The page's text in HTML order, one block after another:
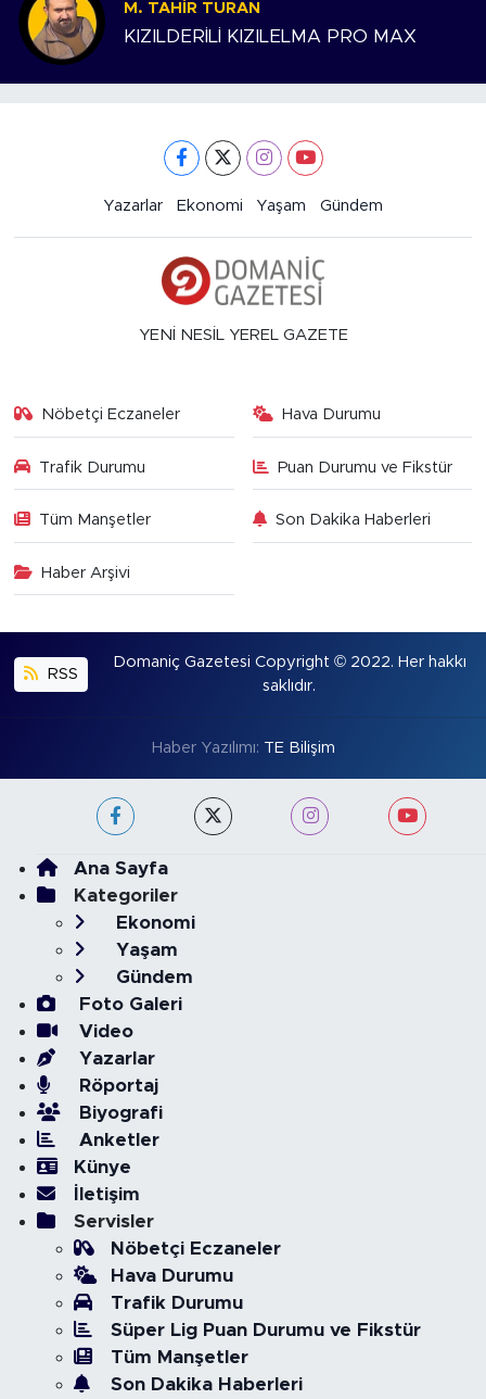
M. TAHIR TURAN
KIZILDERİLİ KIZILELMA PRO MAX
Yazarlar Ekonomi Yaşam Gündem
YENİ NESİL YEREL GAZETE
Nöbetçi Eczaneler Hava Durumu
Trafik Durumu Puan Durumu ve Fikstür
Tüm Manşetler Son Dakika Haberleri
Haber Arşivi
RSS
Domaniç Gazetesi Copyright © 2022. Her hakkı
saklıdır.
Haber Yazılımı: TE Bilişim
Ana Sayfa
Kategoriler
Ekonomi
Yaşam
Gündem
Foto Galeri
Video
Yazarlar
Röportaj
Biyografi
Anketler
Künye
İletişim
Servisler
Nöbetçi Eczaneler
Hava Durumu
Trafik Durumu
Süper Lig Puan Durumu ve Fikstür
Tüm Manşetler
Son Dakika Haberleri